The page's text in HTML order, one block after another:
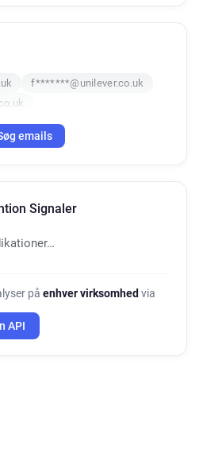
f*******@unilever.co.uk
emails
Signaler
på enhver virksomhed via
API